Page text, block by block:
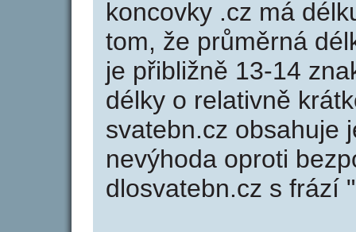
koncovky .cz má
tom, že průměrná
je přibližně 13-14
délky o relativně
svatebn.cz obsahuje
nevýhoda oproti
dlosvatebn.cz s frází